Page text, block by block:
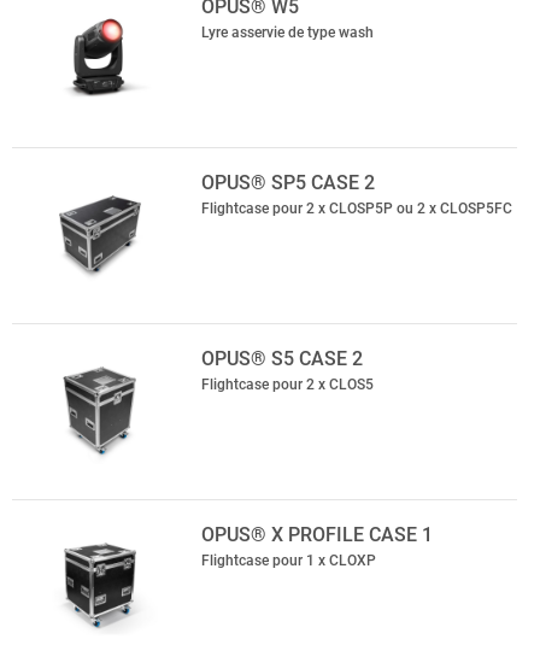
OPUS® W5
Lyre asservie de type wash
OPUS® SP5 CASE 2
Flightcase pour 2 x CLOSP5P ou 2 x CLOSP5FC
OPUS® S5 CASE 2
Flightcase pour 2 x CLOS5
OPUS® X PROFILE CASE 1
Flightcase pour 1 x CLOXP